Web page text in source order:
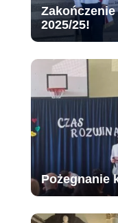
2025/25!
Pożegnanie